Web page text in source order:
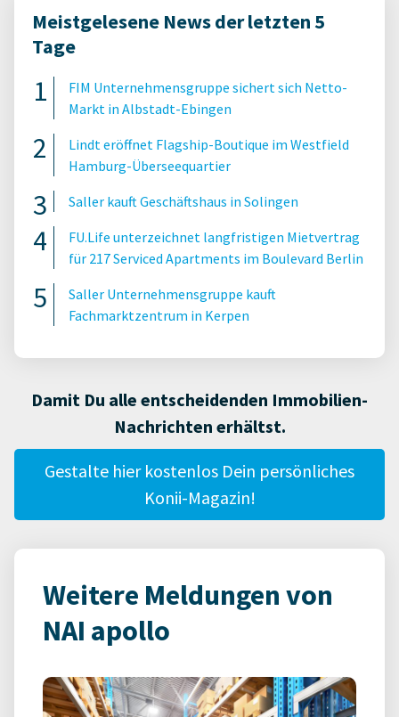
Meistgelesene News der letzten 5
Tage
FIM Unternehmensgruppe sichert sich Netto-
Markt in Albstadt-Ebingen
Lindt eröffnet Flagship-Boutique im Westfield
Hamburg-Überseequartier
Saller kauft Geschäftshaus in Solingen
FU.Life unterzeichnet langfristigen Mietvertrag
für 217 Serviced Apartments im Boulevard Berlin
Saller Unternehmensgruppe kauft
Fachmarktzentrum in Kerpen
Damit Du alle entscheidenden Immobilien-
Nachrichten erhältst.
Gestalte hier kostenlos Dein persönliches
Konii-Magazin!
Weitere Meldungen von
NAI apollo